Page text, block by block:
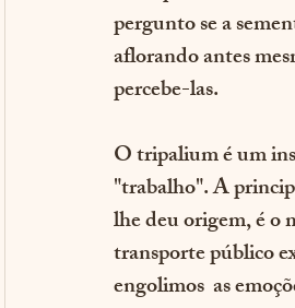
pergunto se a
aflorando antes
percebe-las.
O tripalium é um
"trabalho". A
lhe deu origem, é o
transporte público
engolimos  as